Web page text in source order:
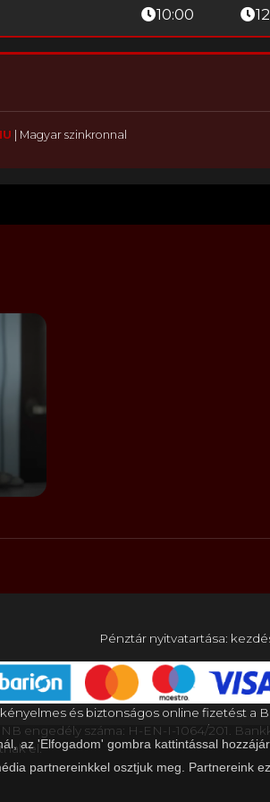
10:00
| Magyar szinkronnal
az 'Elfogadom' gombra kattintással
partnereinkkel osztjuk meg. Partnereink
Pénztár nyitvatartása:
és biztonságos online fizetést a
engedély száma: H-EN-I-1064/201.
el.